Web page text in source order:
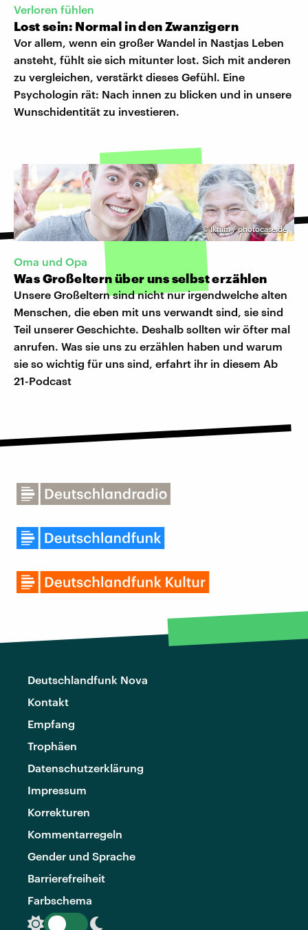
Verloren fühlen
Lost sein: Normal in den Zwanzigern
Vor allem, wenn ein großer Wandel in Nastjas Leben
ansteht, fühlt sie sich mitunter lost. Sich mit anderen
zu vergleichen, verstärkt dieses Gefühl. Eine
Psychologin rät: Nach innen zu blicken und in unsere
Wunschidentität zu investieren.
©Iknim / photocase.de
Oma und Opa
Was Großeltern über uns selbst erzählen
Unsere Großeltern sind nicht nur irgendwelche alten
Menschen, die eben mit uns verwandt sind, sie sind
Teil unserer Geschichte. Deshalb sollten wir öfter mal
anrufen. Was sie uns zu erzählen haben und warum
sie so wichtig für uns sind, erfahrt ihr in diesem Ab
21-Podcast
Deutschlandfunk Nova
Kontakt
Empfang
Trophäen
Datenschutzerklärung
Impressum
Korrekturen
Kommentarregeln
Gender und Sprache
Barrierefreiheit
Farbschema